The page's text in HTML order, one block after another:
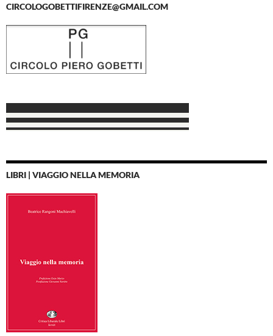
CIRCOLOGOBETTIFIRENZE@GMAIL.COM
LIBRI | VIAGGIO NELLA MEMORIA